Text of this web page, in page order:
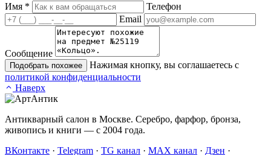
Имя *
Телефон
Email
Сообщение
Подобрать похожее
Нажимая кнопку, вы соглашаетесь с
политикой конфиденциальности
Наверх
Антикварный салон в Москве. Серебро, фарфор, бронза,
живопись и книги — с 2004 года.
ВКонтакте · Telegram · TG канал · MAX канал · Дзен ·